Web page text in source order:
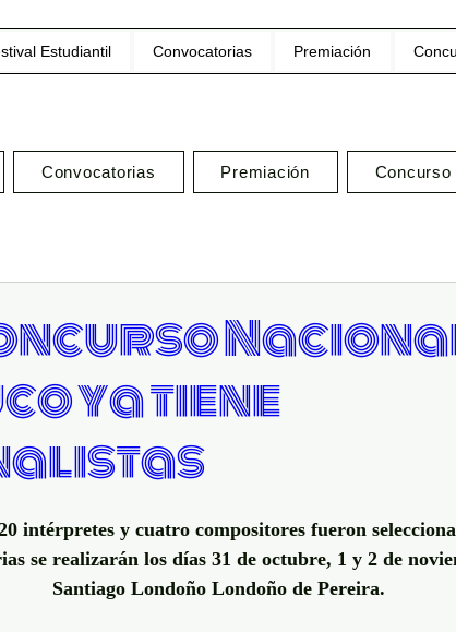
Estudiantil Convocatorias Premiación
ya tiene
intérpretes y cuatro compositores fueron
se realizarán los días 31 de octubre, 1 y 2 de
Santiago Londoño Londoño de Pereira.
Convocatorias Premiación Concurso